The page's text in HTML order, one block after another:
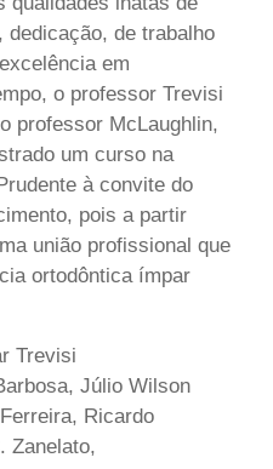
de trabalho
em
o professor Trevisi
professor McLaughlin,
um curso na
à convite do
pois a partir
união profissional que
ortodôntica ímpar
Trevisi
Júlio Wilson
Ricardo
Zanelato,